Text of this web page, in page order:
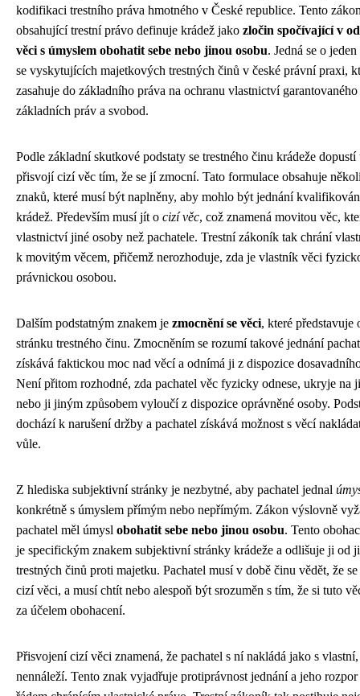
kodifikaci trestního práva hmotného v České republice. Tento
obsahující trestní právo definuje krádež jako zločin spočívající v
věci s úmyslem obohatit sebe nebo jinou osobu. Jedná se o
se vyskytujících majetkových trestných činů v české právní praxi,
zasahuje do základního práva na ochranu vlastnictví
základních práv a svobod.
Podle základní skutkové podstaty se trestného činu krádeže dopustí
přisvojí cizí věc tím, že se jí zmocní. Tato formulace obsahuje
znaků, které musí být naplněny, aby mohlo být jednání
krádež. Především musí jít o cizí věc, což znamená movitou věc,
vlastnictví jiné osoby než pachatele. Trestní zákoník tak chrání
k movitým věcem, přičemž nerozhoduje, zda je vlastník věci
právnickou osobou.
Dalším podstatným znakem je zmocnění se věci, které představuje
stránku trestného činu. Zmocněním se rozumí takové jednání
získává faktickou moc nad věcí a odnímá ji z dispozice
Není přitom rozhodné, zda pachatel věc fyzicky odnese, ukryje na
nebo ji jiným způsobem vyloučí z dispozice oprávněné osoby.
dochází k narušení držby a pachatel získává možnost s věcí
vůle.
Z hlediska subjektivní stránky je nezbytné, aby pachatel jednal
konkrétně s úmyslem přímým nebo nepřímým. Zákon výslovně
pachatel měl úmysl obohatit sebe nebo jinou osobu. Tento
je specifickým znakem subjektivní stránky krádeže a odlišuje ji od
trestných činů proti majetku. Pachatel musí v době činu vědět, že
cizí věci, a musí chtít nebo alespoň být srozuměn s tím, že si tuto
za účelem obohacení.
Přisvojení cizí věci znamená, že pachatel s ní nakládá jako s
nennáleží. Tento znak vyjadřuje protiprávnost jednání a jeho